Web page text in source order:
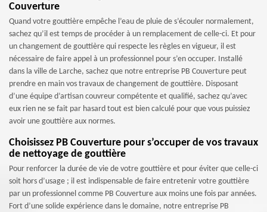
Couverture
Quand votre gouttière empêche l’eau de pluie de s’écouler normalement,
sachez qu’il est temps de procéder à un remplacement de celle-ci. Et pour
un changement de gouttière qui respecte les règles en vigueur, il est
nécessaire de faire appel à un professionnel pour s’en occuper. Installé
dans la ville de Larche, sachez que notre entreprise PB Couverture peut
prendre en main vos travaux de changement de gouttière. Disposant
d’une équipe d’artisan couvreur compétente et qualifié, sachez qu’avec
eux rien ne se fait par hasard tout est bien calculé pour que vous puissiez
avoir une gouttière aux normes.
Choisissez PB Couverture pour s’occuper de vos travaux
de nettoyage de gouttière
Pour renforcer la durée de vie de votre gouttière et pour éviter que celle-ci
soit hors d’usage ; il est indispensable de faire entretenir votre gouttière
par un professionnel comme PB Couverture aux moins une fois par années.
Fort d’une solide expérience dans le domaine, notre entreprise PB